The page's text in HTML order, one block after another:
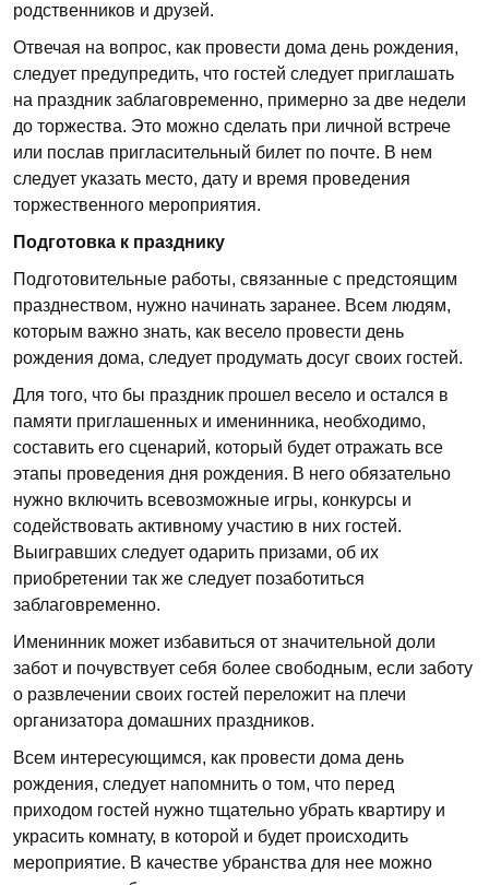
родственников и друзей.
Отвечая на вопрос, как провести дома день рождения,
следует предупредить, что гостей следует приглашать
на праздник заблаговременно, примерно за две недели
до торжества. Это можно сделать при личной встрече
или послав пригласительный билет по почте. В нем
следует указать место, дату и время проведения
торжественного мероприятия.
Подготовка к празднику
Подготовительные работы, связанные с предстоящим
празднеством, нужно начинать заранее. Всем людям,
которым важно знать, как весело провести день
рождения дома, следует продумать досуг своих гостей.
Для того, что бы праздник прошел весело и остался в
памяти приглашенных и именинника, необходимо,
составить его сценарий, который будет отражать все
этапы проведения дня рождения. В него обязательно
нужно включить всевозможные игры, конкурсы и
содействовать активному участию в них гостей.
Выигравших следует одарить призами, об их
приобретении так же следует позаботиться
заблаговременно.
Именинник может избавиться от значительной доли
забот и почувствует себя более свободным, если заботу
о развлечении своих гостей переложит на плечи
организатора домашних праздников.
Всем интересующимся, как провести дома день
рождения, следует напомнить о том, что перед
приходом гостей нужно тщательно убрать квартиру и
украсить комнату, в которой и будет происходить
мероприятие. В качестве убранства для нее можно